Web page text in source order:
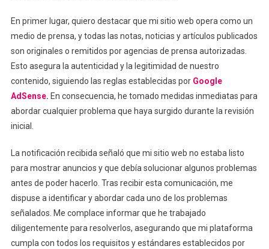
En primer lugar, quiero destacar que mi sitio web opera como un
medio de prensa, y todas las notas, noticias y artículos publicados
son originales o remitidos por agencias de prensa autorizadas.
Esto asegura la autenticidad y la legitimidad de nuestro
contenido, siguiendo las reglas establecidas por Google
AdSense. En consecuencia, he tomado medidas inmediatas para
abordar cualquier problema que haya surgido durante la revisión
inicial.
La notificación recibida señaló que mi sitio web no estaba listo
para mostrar anuncios y que debía solucionar algunos problemas
antes de poder hacerlo. Tras recibir esta comunicación, me
dispuse a identificar y abordar cada uno de los problemas
señalados. Me complace informar que he trabajado
diligentemente para resolverlos, asegurando que mi plataforma
cumpla con todos los requisitos y estándares establecidos por